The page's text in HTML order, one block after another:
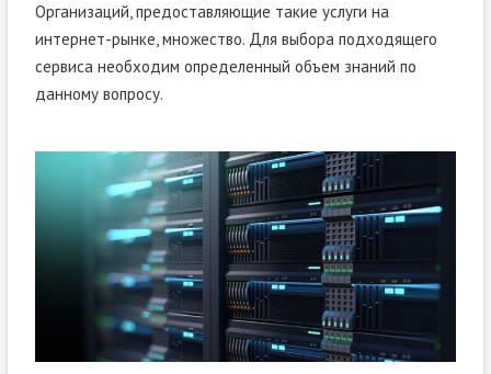
Организаций, предоставляющие такие услуги на
интернет-рынке, множество. Для выбора подходящего
сервиса необходим определенный объем знаний по
данному вопросу.